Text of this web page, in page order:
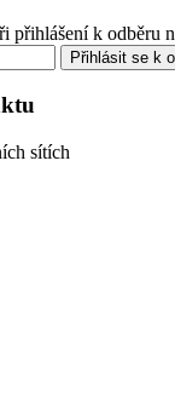
přihlášení k odběru
Přihlásit se k
sítích